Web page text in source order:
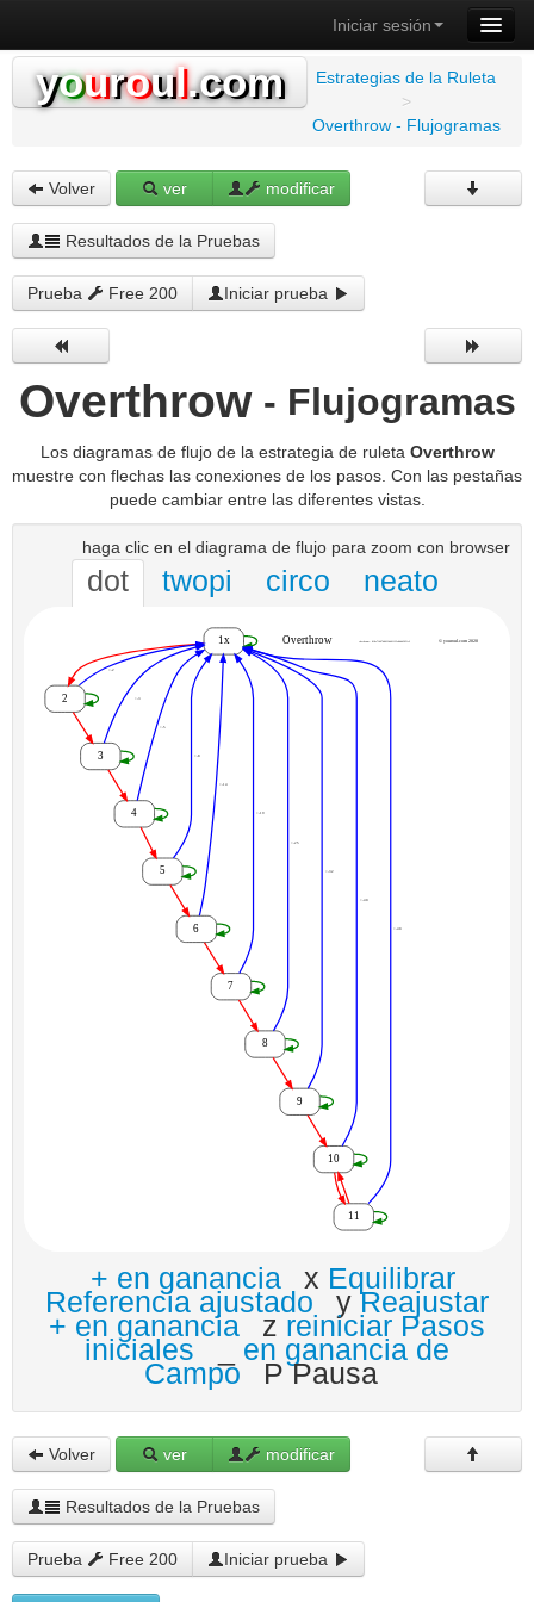
Iniciar sesión
youroul.com
Estrategias de la Ruleta
>
Overthrow - Flujogramas
Volver ver modificar
Resultados de la Pruebas
Prueba Free 200 Iniciar prueba
Overthrow - Flujogramas
Los diagramas de flujo de la estrategia de ruleta Overthrow
muestre con flechas las conexiones de los pasos. Con las pestañas
puede cambiar entre las diferentes vistas.
haga clic en el diagrama de flujo para zoom con browser
dot twopi circo neato
+ en ganancia x Equilibrar
Referencia ajustado yReajustar
+ en ganancia z reiniciar Pasos
iniciales en ganancia de
Campo P Pausa
Volver ver modificar
Resultados de la Pruebas
Prueba Free 200 Iniciar prueba